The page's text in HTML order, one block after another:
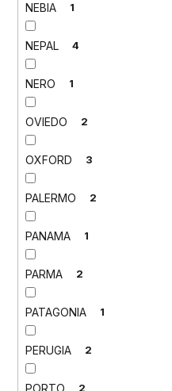
NEBIA 1
NEPAL 4
NERO 1
OVIEDO 2
OXFORD 3
PALERMO 2
PANAMA 1
PARMA 2
PATAGONIA 1
PERUGIA 2
2